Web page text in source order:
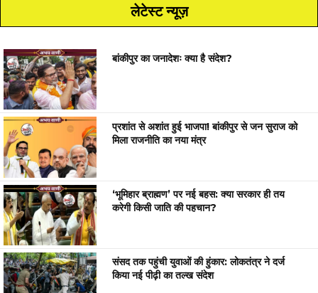
लेटेस्ट न्यूज़
बांकीपुर का जनादेशः क्या है संदेश?
प्रशांत से अशांत हुई भाजपा! बांकीपुर से जन सुराज को
मिला राजनीति का नया मंत्र
‘भूमिहार ब्राह्मण’ पर नई बहस: क्या सरकार ही तय
करेगी किसी जाति की पहचान?
संसद तक पहुंची युवाओं की हुंकार: लोकतंत्र ने दर्ज
किया नई पीढ़ी का तल्ख संदेश